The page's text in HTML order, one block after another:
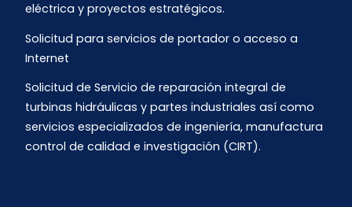
eléctrica y proyectos estratégicos.
Solicitud para servicios de portador o acceso a
Internet
Solicitud de Servicio de reparación integral de
turbinas hidráulicas y partes industriales así como
servicios especializados de ingeniería, manufactura
control de calidad e investigación (CIRT).